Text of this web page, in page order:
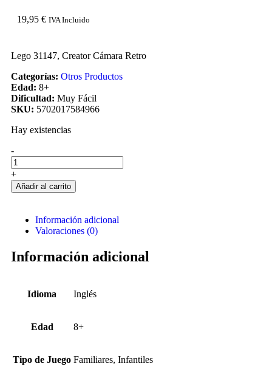
19,95 € IVA Incluido
Lego 31147, Creator Cámara Retro
Categorías: Otros Productos
Edad: 8+
Dificultad: Muy Fácil
SKU: 5702017584966
Hay existencias
-
+
Añadir al carrito
Información adicional
Valoraciones (0)
Información adicional
Idioma Inglés
Edad 8+
Tipo de Juego Familiares, Infantiles